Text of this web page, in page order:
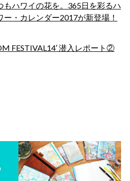
もハワイの花を。365日を彩るハ
ー・カレンダー2017が新登場！
FESTIVAL14′ 潜入レポート②